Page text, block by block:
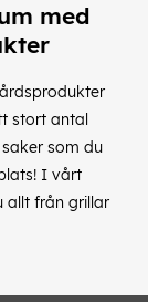
med
stort antal
som du
I vårt
allt från grillar